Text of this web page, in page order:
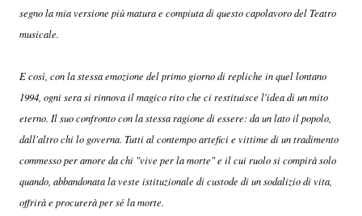
segno la mia versione più matura e compiuta di questo capolavoro del Teatro
musicale.
E così, con la stessa emozione del primo giorno di repliche in quel lontano
1994, ogni sera si rinnova il magico rito che ci restituisce l'idea di un mito
eterno. Il suo confronto con la stessa ragione di essere: da un lato il popolo,
dall'altro chi lo governa. Tutti al contempo artefici e vittime di un tradimento
commesso per amore da chi "vive per la morte" e il cui ruolo si compirà solo
quando, abbandonata la veste istituzionale di custode di un sodalizio di vita,
offrirà e procurerà per sé la morte.